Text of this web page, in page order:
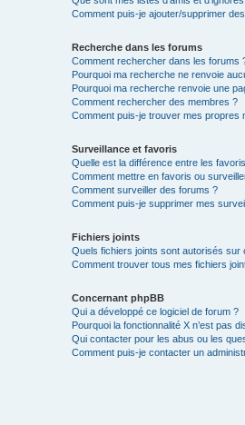
Comment puis-je ajouter/supprimer
Recherche dans les forums
Comment rechercher dans les forums
Pourquoi ma recherche ne renvoie
Pourquoi ma recherche renvoie une
Comment rechercher des membres ?
Comment puis-je trouver mes propres
Surveillance et favoris
Quelle est la différence entre les
Comment mettre en favoris ou
Comment surveiller des forums ?
Comment puis-je supprimer mes
Fichiers joints
Quels fichiers joints sont autorisés sur
Comment trouver tous mes fichiers
Concernant phpBB
Qui a développé ce logiciel de forum ?
Pourquoi la fonctionnalité X n’est pas
Qui contacter pour les abus ou les
Comment puis-je contacter un